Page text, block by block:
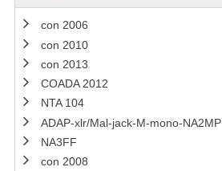
con 2006
con 2010
con 2013
COADA 2012
NTA 104
ADAP-xlr/Mal-jack-M-mono-NA2MP
NA3FF
con 2008